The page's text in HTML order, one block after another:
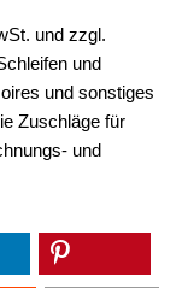
und zzgl.
und
und sonstiges
Zuschläge für
und